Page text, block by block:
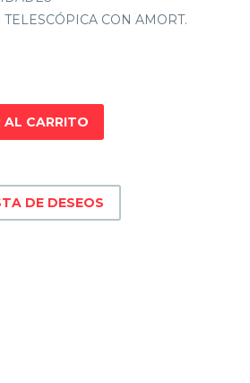
CON AMORT.
AL CARRITO
DE DESEOS